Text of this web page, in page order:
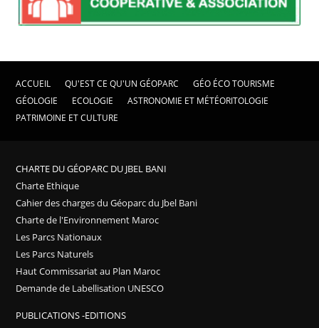
ACCUEIL QU'EST CE QU'UN GÉOPARC
GÉO ÉCO TOURISME
GÉOLOGIE
ECOLOGIE
ASTRONOMIE ET MÉTÉORITOLOGIE
PATRIMOINE ET CULTURE
CHARTE DU GÉOPARC DU JBEL BANI
Charte Ethique
Cahier des charges du Géoparc du Jbel Bani
Charte de l'Environnement Maroc
Les Parcs Nationaux
Les Parcs Naturels
Haut Commissariat au Plan Maroc
Demande de Labellisation UNESCO
PUBLICATIONS -EDITIONS